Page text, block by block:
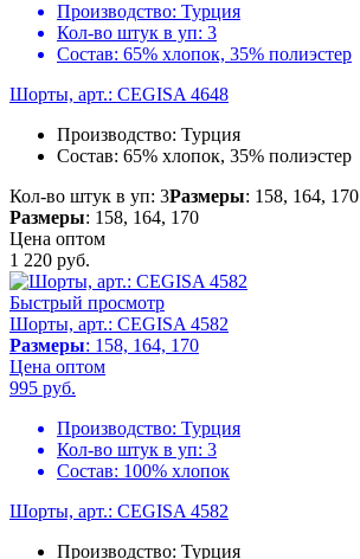
Производство: Турция
Кол-во штук в уп: 3
Состав: 65% хлопок, 35% полиэстер
Шорты, арт.: CEGISA 4648
Производство: Турция
Состав: 65% хлопок, 35% полиэстер
Кол-во штук в уп: 3Размеры: 158, 164, 170
Размеры: 158, 164, 170
Цена оптом
1 220 руб.
Быстрый просмотр
Шорты, арт.: CEGISA 4582
Размеры: 158, 164, 170
Цена оптом
995 руб.
Производство: Турция
Кол-во штук в уп: 3
Состав: 100% хлопок
Шорты, арт.: CEGISA 4582
Производство: Турция